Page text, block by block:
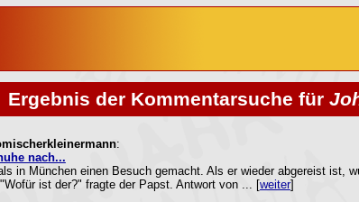
Ergebnis der Kommentarsuche für
:
nach...
in München einen Besuch gemacht. Als er wieder abgereist ist,
ist der?" fragte der Papst. Antwort von ... [weiter]